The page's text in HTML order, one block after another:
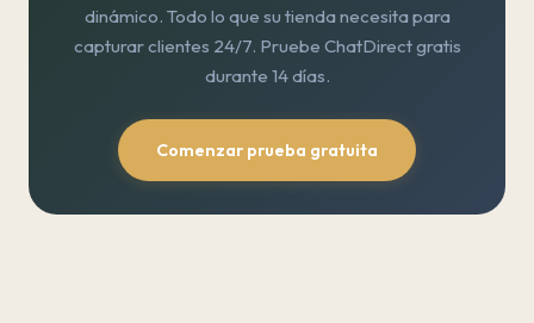
dinámico. Todo lo que su tienda necesita para
capturar clientes 24/7. Pruebe ChatDirect gratis
durante 14 días.
Comenzar prueba gratuita